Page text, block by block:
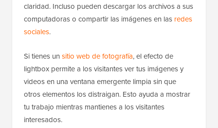
claridad. Incluso pueden descargar los archivos a sus
computadoras o compartir las imágenes en las redes
sociales.
Si tienes un sitio web de fotografía, el efecto de
lightbox permite a los visitantes ver tus imágenes y
videos en una ventana emergente limpia sin que
otros elementos los distraigan. Esto ayuda a mostrar
tu trabajo mientras mantienes a los visitantes
interesados.